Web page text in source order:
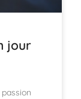
jour